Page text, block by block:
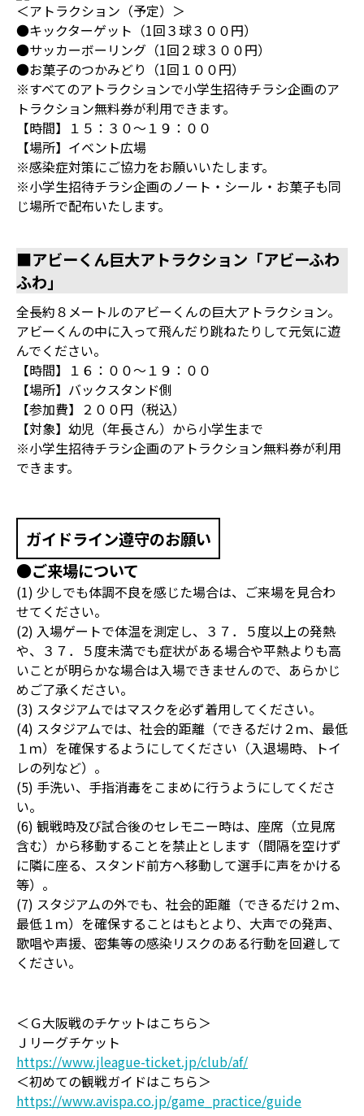
＜アトラクション（予定）＞
●キックターゲット（1回３球３００円）
●サッカーボーリング（1回２球３００円）
●お菓子のつかみどり（1回１００円）
※すべてのアトラクションで小学生招待チラシ企画のア
トラクション無料券が利用できます。
【時間】１５：３０～１９：００
【場所】イベント広場
※感染症対策にご協力をお願いいたします。
※小学生招待チラシ企画のノート・シール・お菓子も同
じ場所で配布いたします。
■アビーくん巨大アトラクション「アビーふわ
ふわ」
全長約８メートルのアビーくんの巨大アトラクション。
アビーくんの中に入って飛んだり跳ねたりして元気に遊
んでください。
【時間】１６：００～１９：００
【場所】バックスタンド側
【参加費】２００円（税込）
【対象】幼児（年長さん）から小学生まで
※小学生招待チラシ企画のアトラクション無料券が利用
できます。
ガイドライン遵守のお願い
●ご来場について
(1) 少しでも体調不良を感じた場合は、ご来場を見合わ
せてください。
(2) 入場ゲートで体温を測定し、３７．５度以上の発熱
や、３７．５度未満でも症状がある場合や平熱よりも高
いことが明らかな場合は入場できませんので、あらかじ
めご了承ください。
(3) スタジアムではマスクを必ず着用してください。
(4) スタジアムでは、社会的距離（できるだけ２ｍ、最低
１ｍ）を確保するようにしてください（入退場時、トイ
レの列など）。
(5) 手洗い、手指消毒をこまめに行うようにしてくださ
い。
(6) 観戦時及び試合後のセレモニー時は、座席（立見席
含む）から移動することを禁止とします（間隔を空けず
に隣に座る、スタンド前方へ移動して選手に声をかける
等）。
(7) スタジアムの外でも、社会的距離（できるだけ２ｍ、
最低１ｍ）を確保することはもとより、大声での発声、
歌唱や声援、密集等の感染リスクのある行動を回避して
ください。
＜Ｇ大阪戦のチケットはこちら＞
Ｊリーグチケット
https://www.jleague-ticket.jp/club/af/
＜初めての観戦ガイドはこちら＞
https://www.avispa.co.jp/game_practice/guide